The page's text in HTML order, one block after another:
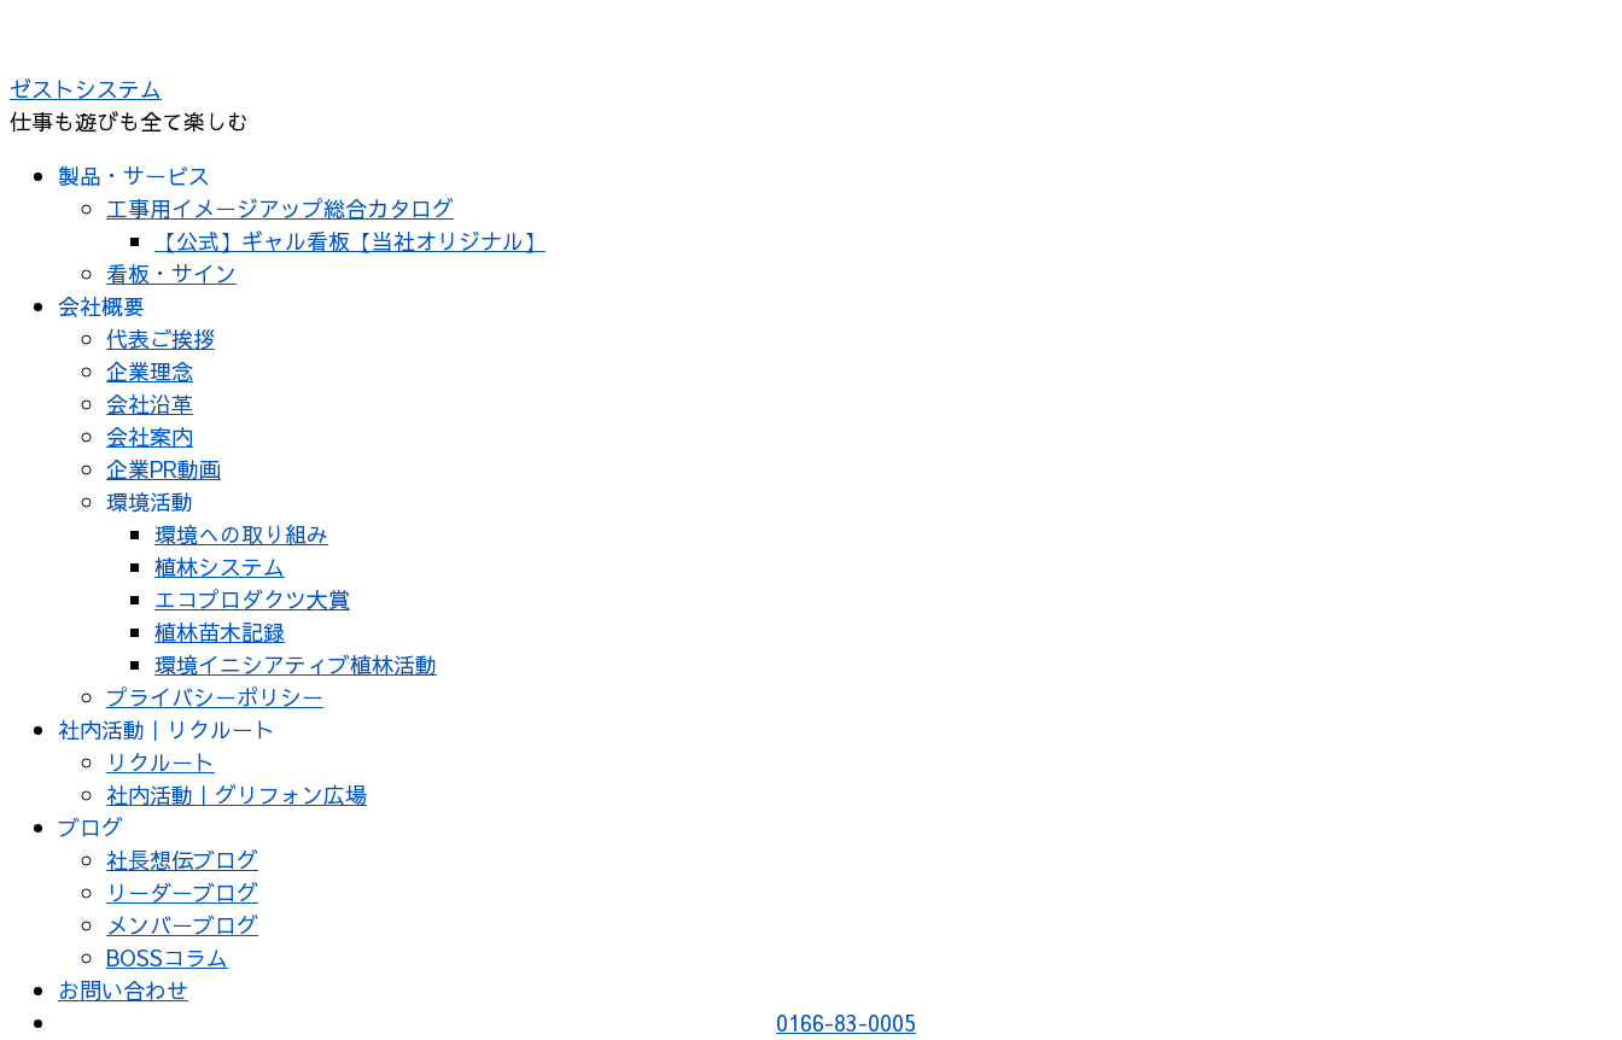
テ
ン
ゼストシステム
仕事も遊びも全て楽しむ
製品・サービス
工事用イメージアップ総合カタログ
【公式】ギャル看板【当社オリジナル】
看板・サイン
会社概要
代表ご挨拶
企業理念
会社沿革
会社案内
企業PR動画
環境活動
環境への取り組み
植林システム
エコプロダクツ大賞
植林苗木記録
環境イニシアティブ植林活動
プライバシーポリシー
社内活動｜リクルート
リクルート
社内活動｜グリフォン広場
ブログ
社長想伝ブログ
リーダーブログ
メンバーブログ
BOSSコラム
お問い合わせ
0166-83-0005